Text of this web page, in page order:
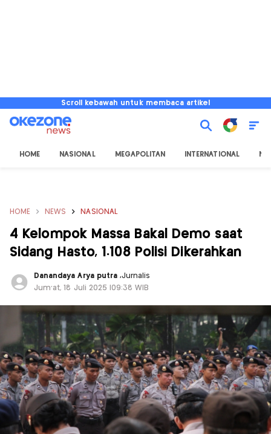
Scroll kebawah untuk membaca artikel
HOME NASIONAL MEGAPOLITAN INTERNATIONAL
HOME NEWS NASIONAL
4 Kelompok Massa Bakal Demo saat
Sidang Hasto, 1.108 Polisi Dikerahkan
Danandaya Arya putra,Jurnalis
Jum'at, 18 Juli 2025 |09:38 WIB